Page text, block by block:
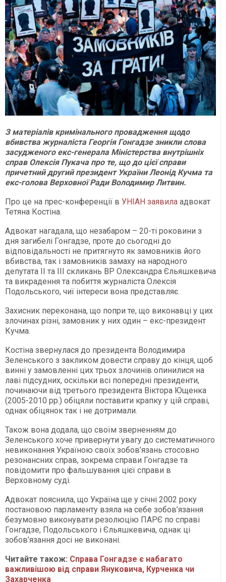
З матеріалів кримінального провадження щодо
вбивства журналіста Георгія Гонгадзе зникли слова
засудженого екс-генерала Міністерства внутрішніх
справ Олексія Пукача про те, що до цієї справи
причетний другий президент України Леонід Кучма та
екс-голова Верховної Ради Володимир Литвин.
Про це на прес-конференції в УНІАН заявила адвокат
Тетяна Костіна.
Адвокат нагадала, що незабаром – 20-ті роковини з
дня загибелі Гонгадзе, проте до сьогодні до
відповідальності не притягнуто як замовників його
вбивства, так і замовників замаху на народного
депутата II та III скликань ВР Олександра Єльяшкевича
та викрадення та побиття журналіста Олексія
Подольського, чиї інтереси вона представляє.
Захисник переконана, що попри те, що виконавці у цих
злочинах різні, замовник у них один – екс-президент
Кучма.
Костіна звернулася до президента Володимира
Зеленського з закликом довести справу до кінця, щоб
винні у замовленні цих трьох злочинів опинилися на
лаві підсудних, оскільки всі попередні президенти,
починаючи від третього президента Віктора Ющенка
(2005-2010 рр.) обіцяли поставити крапку у цій справі,
однак обіцянок так і не дотримали.
Також вона додала, що своїм зверненням до
Зеленського хоче привернути увагу до систематичного
невиконання Україною своїх зобов’язань стосовно
резонансних справ, зокрема справи Гонгадзе та
повідомити про фальшування цієї справи в
Верховному суді.
Адвокат пояснила, що Україна ще у січні 2002 року
постановою парламенту взяла на себе зобов’язання
безумовно виконувати резолюцію ПАРЄ по справі
Гонгадзе, Подольського і Єльяшкевича, однак ці
зобов’язання досі не виконані.
Читайте також: Справа Гонгадзе є набагато
важливішою від справи Януковича, Курченка чи
Захарченка